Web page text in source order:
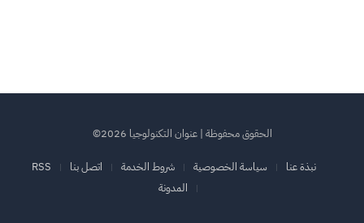
الحقوق محفوظة | عنوان التكنولوجيا 2026©
نبذة عنا سياسة الخصوصية شروط الخدمة اتصل بنا
RSS
المدونة